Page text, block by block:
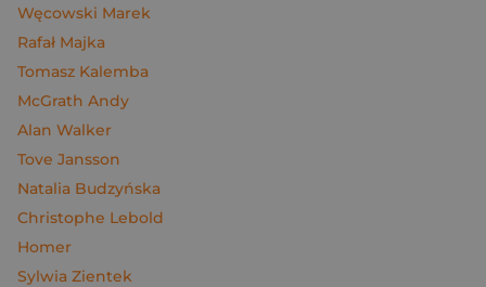
Węcowski Marek
Rafał Majka
Tomasz Kalemba
McGrath Andy
Alan Walker
Tove Jansson
Natalia Budzyńska
Christophe Lebold
Homer
Sylwia Zientek